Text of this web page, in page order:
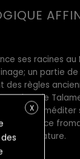
ses racines
un partie
des règles
de
et méditer
de ce
de la nature.
X